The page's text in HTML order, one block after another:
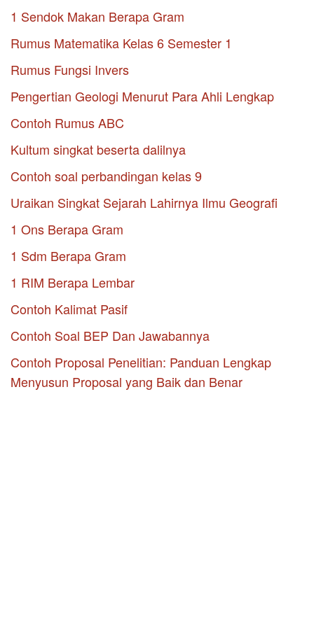
1 Sendok Makan Berapa Gram
Rumus Matematika Kelas 6 Semester 1
Rumus Fungsi Invers
Pengertian Geologi Menurut Para Ahli Lengkap
Contoh Rumus ABC
Kultum singkat beserta dalilnya
Contoh soal perbandingan kelas 9
Uraikan Singkat Sejarah Lahirnya Ilmu Geografi
1 Ons Berapa Gram
1 Sdm Berapa Gram
1 RIM Berapa Lembar
Contoh Kalimat Pasif
Contoh Soal BEP Dan Jawabannya
Contoh Proposal Penelitian: Panduan Lengkap
Menyusun Proposal yang Baik dan Benar